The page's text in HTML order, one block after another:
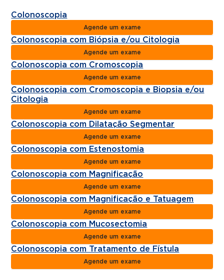
Colonoscopia
Agende um exame
Colonoscopia com Biópsia e/ou Citologia
Agende um exame
Colonoscopia com Cromoscopia
Agende um exame
Colonoscopia com Cromoscopia e Biopsia e/ou
Citologia
Agende um exame
Colonoscopia com Dilatação Segmentar
Agende um exame
Colonoscopia com Estenostomia
Agende um exame
Colonoscopia com Magnificação
Agende um exame
Colonoscopia com Magnificação e Tatuagem
Agende um exame
Colonoscopia com Mucosectomia
Agende um exame
Colonoscopia com Tratamento de Fístula
Agende um exame